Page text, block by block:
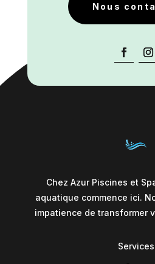
Nous
Chez Azur Piscines et
aquatique commence ici.
impatience de transformer
Services